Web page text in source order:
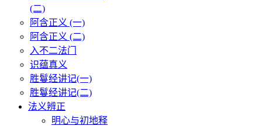
(二)
阿含正义 (一)
阿含正义 (二)
入不二法门
识蕴真义
胜鬘经讲记(一)
胜鬘经讲记(二)
法义辨正
明心与初地释